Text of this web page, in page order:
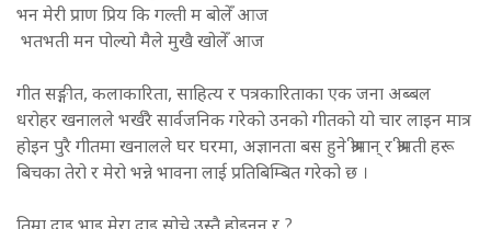
भन मेरी प्राण प्रिय कि गल्ती म बोलेँ आज
भतभती मन पोल्यो मैले मुखै खोलेँ आज
गीत सङ्गीत, कलाकारिता, साहित्य र पत्रकारिताका एक जना अब्बल
धरोहर खनालले भर्खरै सार्वजनिक गरेको उनको गीतको यो चार लाइन मात्र
होइन पुरै गीतमा खनालले घर घरमा, अज्ञानता बस हुने श्रीमान् र श्रीमती हरू
बिचका तेरो र मेरो भन्ने भावना लाई प्रतिबिम्बित गरेको छ ।